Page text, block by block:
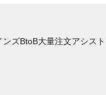
ズBtoB大量注文アシス